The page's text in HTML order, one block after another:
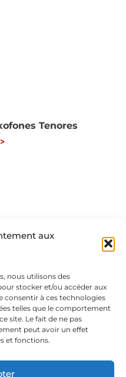
Tenores
un saxofón: